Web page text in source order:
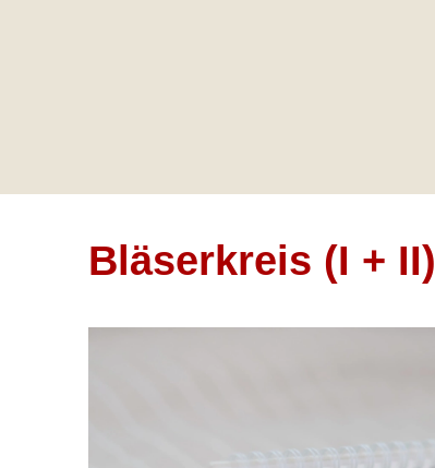
Bläserkreis (I + II)